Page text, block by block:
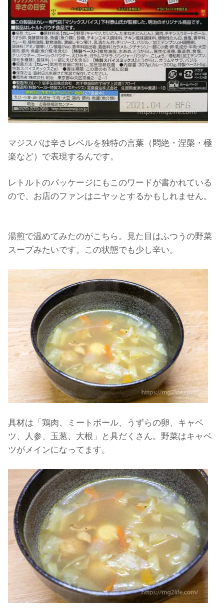
マジスパは辛さレベルを独特の言葉（悶絶・涅槃・極
楽など）で表現するんです。
レトルトのパッケージにもこのワードが書かれている
ので、お店のファンはニヤッとするかもしれません。
湯煎で温めてみたのがこちら。見た目はふつうの野菜
スープみたいです。この状態でも少し辛い。
具材は「鶏肉、ミートボール、うずらの卵、キャベ
ツ、人参、玉葱、大根」と具だくさん。野菜はキャベ
ツがメインになってます。